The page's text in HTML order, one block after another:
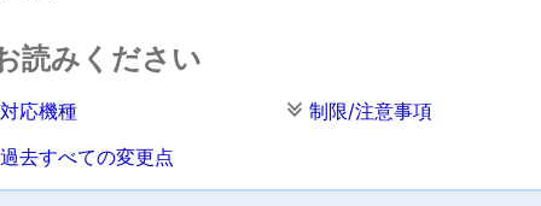
読みください
対応機種
制限/注意事項
過去すべての変更点